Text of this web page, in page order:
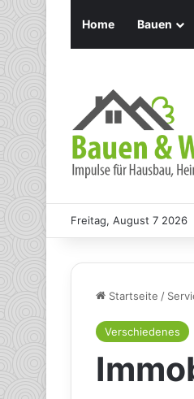
Home Bauen
Freitag, August 7 2026
Startseite /
Verschiedenes